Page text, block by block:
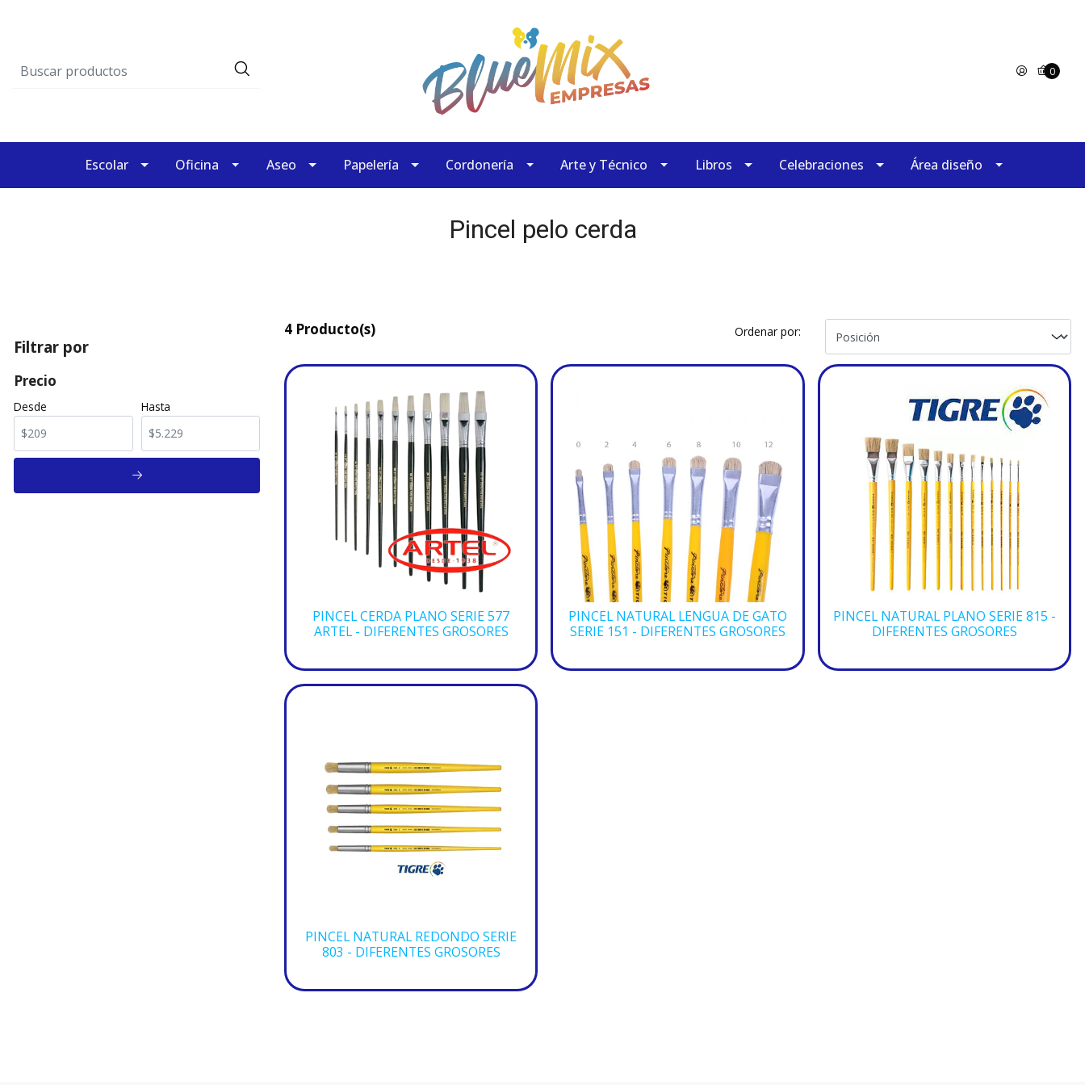
0
Escolar Oficina Aseo Papelería Cordonería Arte y Técnico Libros Celebraciones Área diseño
Pincel pelo cerda
Filtrar por
Precio
Desde Hasta
4 Producto(s) Ordenar por:
PINCEL CERDA PLANO SERIE 577
ARTEL - DIFERENTES GROSORES
PINCEL NATURAL LENGUA DE GATO
SERIE 151 - DIFERENTES GROSORES
PINCEL NATURAL PLANO SERIE 815 -
DIFERENTES GROSORES
PINCEL NATURAL REDONDO SERIE
803 - DIFERENTES GROSORES